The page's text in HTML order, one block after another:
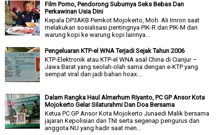
Film Porno, Pendorong Suburnya Seks Bebas Dan
Perkawinan Usia Dini
Kepala DP3AKB Pemkot Mojokerto, Moh. Ali Imron saat
melakukan sosialisasi pentingnya PIK-R dan PIK-M dari
warung kopi ke warung kopi lainnya...
Pengeluaran KTP-el WNA Terjadi Sejak Tahun 2006
KTP-Elektronik atau KTP-el WNA asal China di Cianjur –
Jawa Barat yang seolah-olah sama dengan e-KTP yang
sempat viral dan jadi bahan hoax....
Dalam Rangka Haul Almarhum Riyanto, PC GP Ansor Kota
Mojokerto Gelar Silaturahmi Dan Doa Bersama
Ketua PC GP Ansor Kota Mojokerto Junaedi Malik bersama
jajaran Kepolisian dan TNI serta segenap pengurus dan
anggota NU yang hadir saat men...